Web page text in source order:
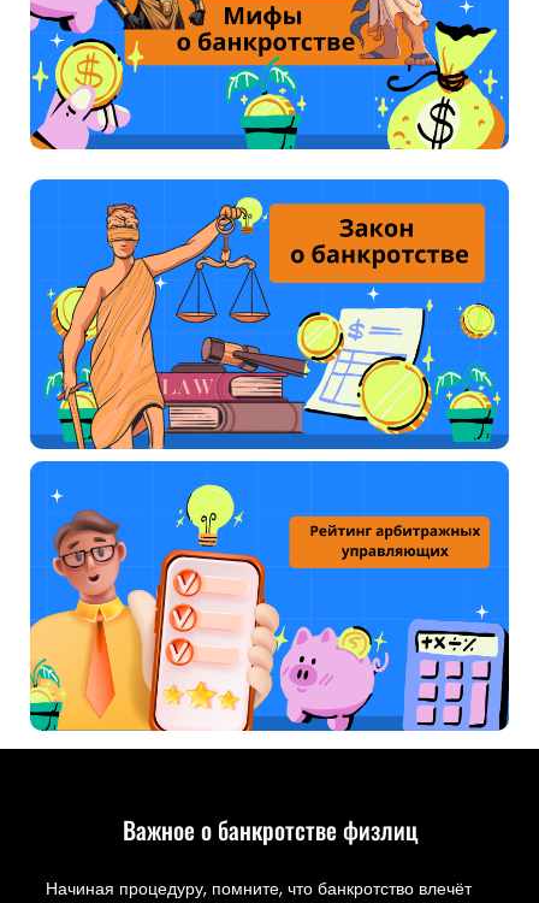
Важное о банкротстве физлиц
Начиная процедуру, помните, что банкротство влечёт